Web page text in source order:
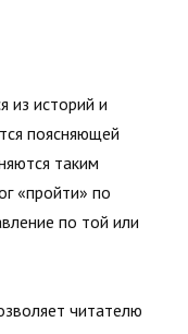
из историй и
поясняющей
таким
«пройти» по
по той или
читателю